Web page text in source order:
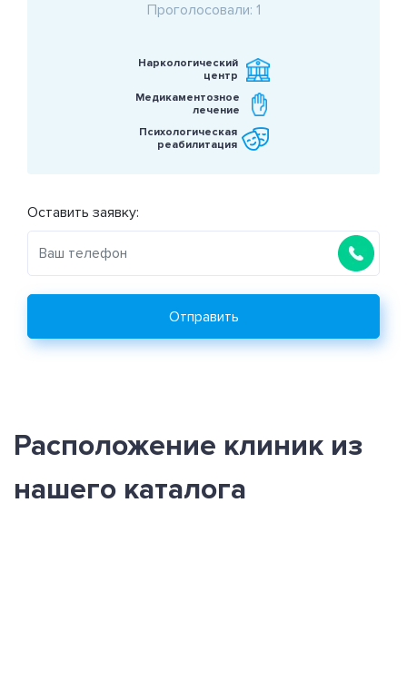
Проголосовали: 1
Наркологический
центр
Медикаментозное
лечение
Психологическая
реабилитация
Оставить заявку:
Отправить
Расположение клиник из
нашего каталога